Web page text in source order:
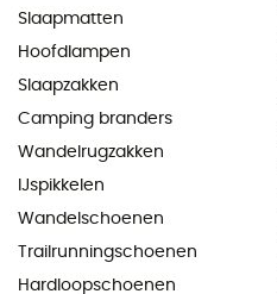
Slaapmatten
Hoofdlampen
Slaapzakken
Camping branders
Wandelrugzakken
IJspikkelen
Wandelschoenen
Trailrunningschoenen
Hardloopschoenen